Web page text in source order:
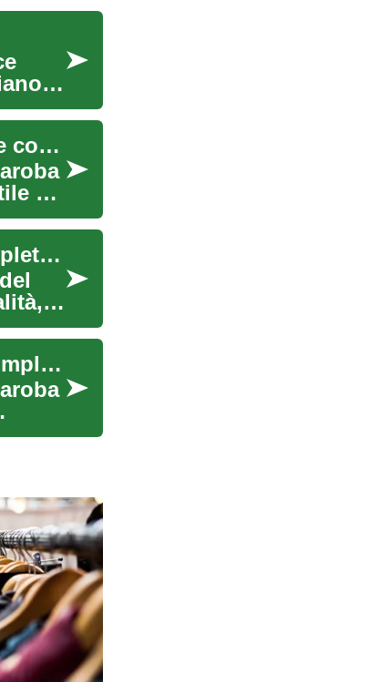
L'eleganza senza tempo degli abiti: stili, tendenze e consigli per scegliere il vestito perfetto
di
L'eleganza senza tempo degli abiti: Una guida completa alla moda femminile
L'Eleganza Senza Tempo degli Abiti: Una Guida Completa